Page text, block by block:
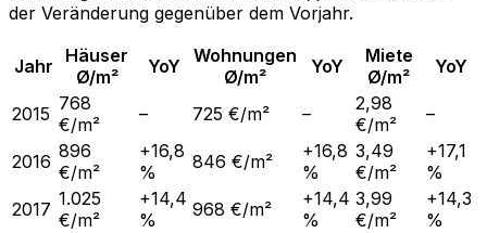
der Veränderung gegenüber dem Vorjahr.
Jahr
Häuser
Ø/m²
YoY
Wohnungen
Ø/m²
YoY
Miete
Ø/m²
YoY
2015 768
€/m²
– 725 €/m² –
2,98
€/m²
–
2016 896
€/m²
+16,8
%
846 €/m²
+16,8
%
3,49
€/m²
+17,1
%
2017 1.025
€/m²
+14,4
%
968 €/m²
+14,4
%
3,99
€/m²
+14,3
%